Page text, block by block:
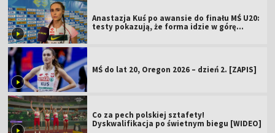
Anastazja Kuś po awansie do finału MŚ U20:
testy pokazują, że forma idzie w górę
MŚ do lat 20, Oregon 2026 – dzień 2. [ZAPIS]
Co za pech polskiej sztafety!
Dyskwalifikacja po świetnym biegu [WIDEO]